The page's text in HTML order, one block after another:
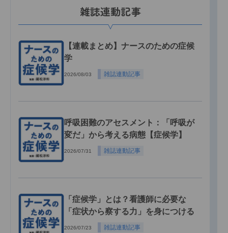
雑誌連動記事
【連載まとめ】ナースのための症候
学
2026/08/03 雑誌連動記事
呼吸困難のアセスメント：「呼吸が
変だ」から考える病態【症候学】
2026/07/31 雑誌連動記事
「症候学」とは？看護師に必要な
「症状から察する力」を身につける
2026/07/23 雑誌連動記事